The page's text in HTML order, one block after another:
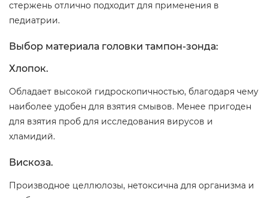
стержень отлично подходит для применения в
педиатрии.
Выбор материала головки тампон-зонда:
Хлопок.
Обладает высокой гидроскопичностью, благодаря чему
наиболее удобен для взятия смывов. Менее пригоден
для взятия проб для исследования вирусов и
хламидий.
Вискоза.
Производное целлюлозы, нетоксична для организма и